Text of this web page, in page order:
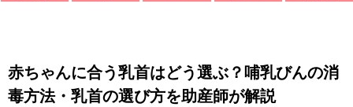
赤ちゃんに合う乳首はどう選ぶ？哺乳びんの消
毒方法・乳首の選び方を助産師が解説